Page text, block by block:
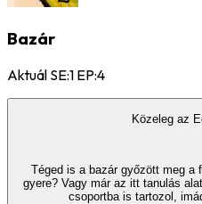
Bazár
Aktuál SE:1 EP:4
Közeleg az
Téged is a bazár győzött meg
gyere? Vagy már az itt tanulás
csoportba is tartozol,